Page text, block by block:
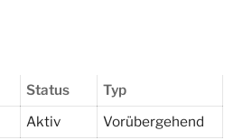
Status
Typ
Aktiv Vorübergehend